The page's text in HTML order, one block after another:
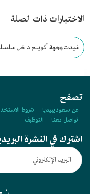
الاختبارات ذات الصلة
شيدت وجهة أكويلم داخل
تصفح
عن سعوديبيديا شروط
تواصل معنا
التوظيف
اشترك في النشرة